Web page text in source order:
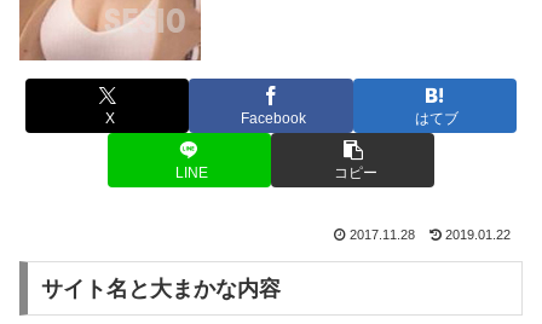
X Facebook はてブ
LINE コピー
2017.11.28 2019.01.22
サイト名と大まかな内容